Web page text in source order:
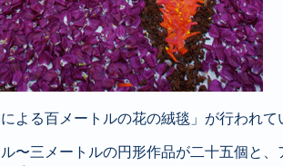
よる百メートルの花の絨毯」が行われて
三メートルの円形作品が二十五個と